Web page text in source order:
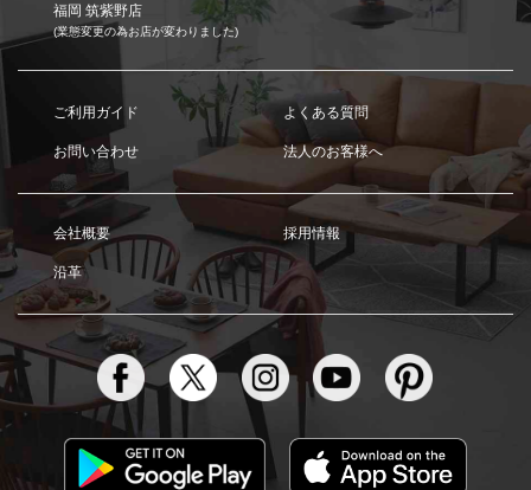
福岡 筑紫野店
(業態変更の為お店が変わりました)
ご利用ガイド よくある質問
お問い合わせ 法人のお客様へ
会社概要 採用情報
沿革